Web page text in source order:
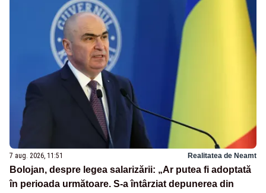
7 aug. 2026, 11:51 Realitatea de Neamt
Bolojan, despre legea salarizării: „Ar putea fi adoptată
în perioada următoare. S-a întârziat depunerea din